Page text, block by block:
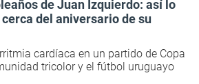
de Juan Izquierdo: así lo
del aniversario de su
cardíaca en un partido de Copa
tricolor y el fútbol uruguayo